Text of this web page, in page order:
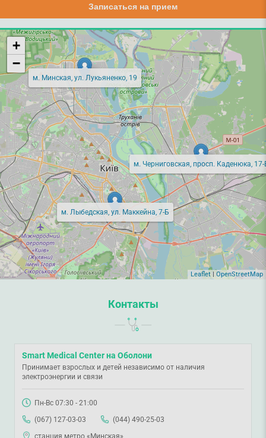
Записаться на прием
м. Минская, ул. Лукьяненко, 19
м. Лыбедская, ул. Маккейна, 7-Б
м. Черниговская, просп. Каденюка, 17-
+
−
Leaflet OpenStreetMap
Контакты
Smart Medical Center на Оболони
Принимает взрослых и детей независимо от наличия
электроэнергии и связи
Пн-Вс 07:30 - 21:00
(067) 127-03-03
(044) 490-25-03
станция метро «Минская»